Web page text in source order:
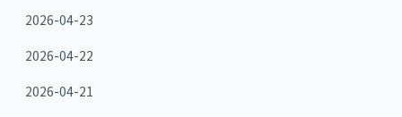
2026-04-23
2026-04-22
2026-04-21